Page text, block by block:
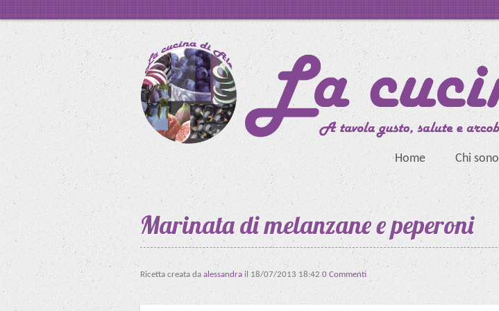
Home Chi sono
Marinata di melanzane e peperoni
Ricetta creata da alessandra il 18/07/2013 18:42 0 Commenti